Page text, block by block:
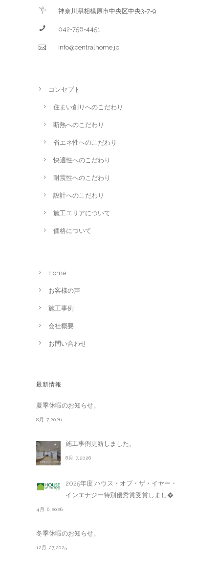
神奈川県相模原市中央区中央3-7-9
042-756-4451
info@centralhome.jp
コンセプト
住まい創りへのこだわり
断熱へのこだわり
省エネ性へのこだわり
快適性へのこだわり
耐震性へのこだわり
設計へのこだわり
施工エリアについて
価格について
Home
お客様の声
施工事例
会社概要
お問い合わせ
最新情報
夏季休暇のお知らせ。
8月 7,2026
施工事例更新しました。
8月 7,2026
2025年度 ハウス・オブ・ザ・イヤー・
インエナジー特別優秀賞受賞しまし�. . .
4月 6,2026
冬季休暇のお知らせ。
12月 27,2025